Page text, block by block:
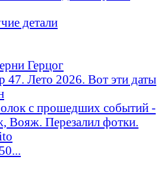
детали
Герцог
47. Лето 2026. Вот эти даты
с прошедших событий -
Вояж. Перезалил фотки.